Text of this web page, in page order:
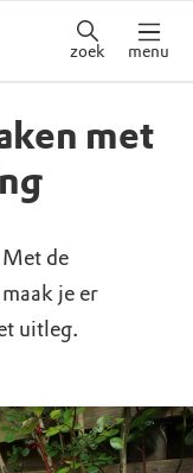
zoek menu
met
de
je er
uitleg.